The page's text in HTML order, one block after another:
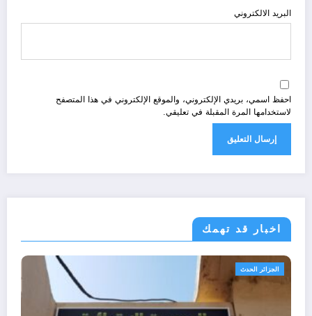
البريد الالكتروني
احفظ اسمي، بريدي الإلكتروني، والموقع الإلكتروني في هذا المتصفح
لاستخدامها المرة المقبلة في تعليقي.
اخبار قد تهمك
امن و استراتيجيا